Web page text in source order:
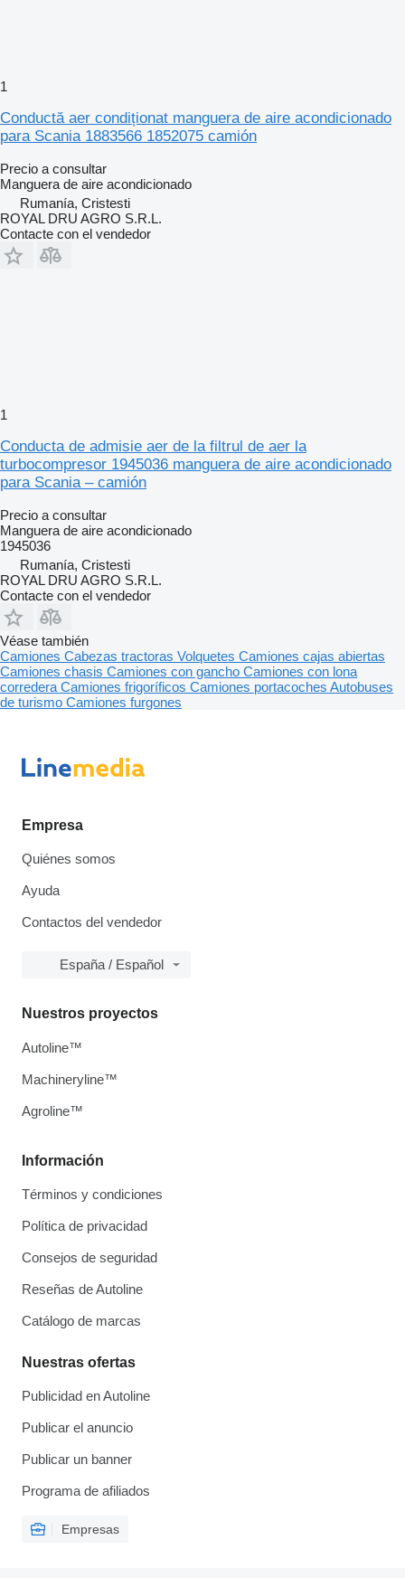
1
Conductă aer condiționat manguera de aire acondicionado
para Scania 1883566 1852075 camión
Precio a consultar
Manguera de aire acondicionado
Rumanía, Cristesti
ROYAL DRU AGRO S.R.L.
Contacte con el vendedor
1
Conducta de admisie aer de la filtrul de aer la
turbocompresor 1945036 manguera de aire acondicionado
para Scania – camión
Precio a consultar
Manguera de aire acondicionado
1945036
Rumanía, Cristesti
ROYAL DRU AGRO S.R.L.
Contacte con el vendedor
Véase también
Camiones Cabezas tractoras Volquetes Camiones cajas abiertas
Camiones chasis Camiones con gancho Camiones con lona
corredera Camiones frigoríficos Camiones portacoches Autobuses
de turismo Camiones furgones
Empresa
Quiénes somos
Ayuda
Contactos del vendedor
España / Español
Información
Términos y condiciones
Política de privacidad
Consejos de seguridad
Reseñas de Autoline
Catálogo de marcas
Nuestras ofertas
Publicidad en Autoline
Publicar el anuncio
Publicar un banner
Programa de afiliados
Empresas
Nuestros proyectos
Autoline™
Machineryline™
Agroline™